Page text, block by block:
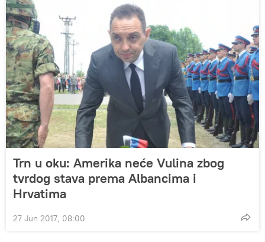
Trn u oku: Amerika neće Vulina zbog
tvrdog stava prema Albancima i
Hrvatima
27 Jun 2017, 08:00